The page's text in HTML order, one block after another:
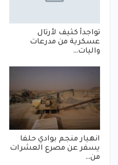
تواجدأ كثيف لأرتال
عسكرية من مدرعات
واليات…
انهيار منجم بوادي حلفا
يسفر عن مصرع العشرات
من…